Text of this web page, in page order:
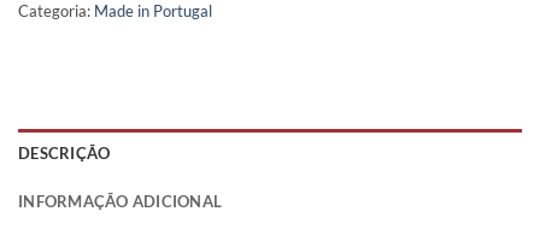
Categoria: Made in Portugal
DESCRIÇÃO
INFORMAÇÃO ADICIONAL